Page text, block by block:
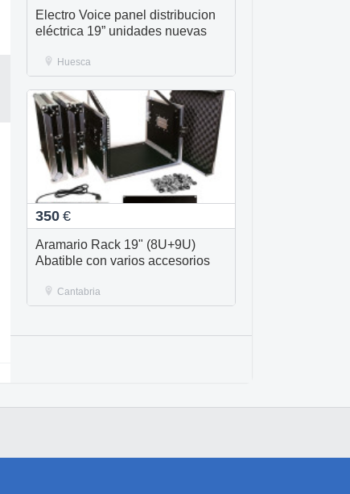
Electro Voice panel distribucion
eléctrica 19” unidades nuevas
Huesca
350 €
Aramario Rack 19" (8U+9U)
Abatible con varios accesorios
Cantabria